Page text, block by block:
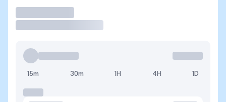
15m 30m 1H 4H 1D